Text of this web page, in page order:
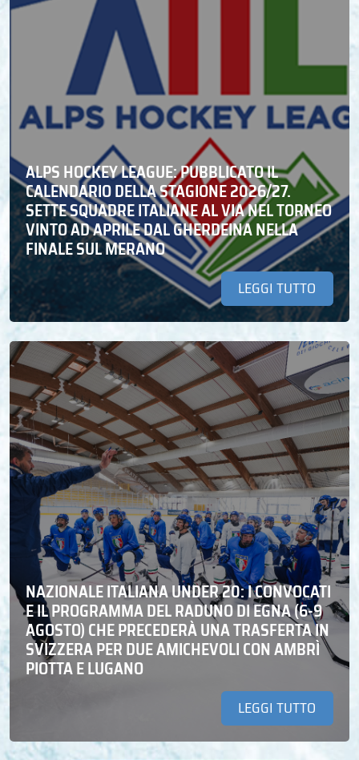
ALPS HOCKEY LEAGUE: PUBBLICATO IL
CALENDARIO DELLA STAGIONE 2026/27.
SETTE SQUADRE ITALIANE AL VIA NEL TORNEO
VINTO AD APRILE DAL GHERDEINA NELLA
FINALE SUL MERANO
LEGGI TUTTO
NAZIONALE ITALIANA UNDER 20: I CONVOCATI
E IL PROGRAMMA DEL RADUNO DI EGNA (6-9
AGOSTO) CHE PRECEDERÀ UNA TRASFERTA IN
SVIZZERA PER DUE AMICHEVOLI CON AMBRÌ
PIOTTA E LUGANO
LEGGI TUTTO